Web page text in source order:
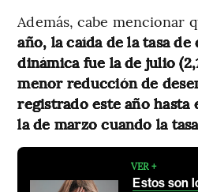
Además, cabe mencionar
año, la caída de la tasa
dinámica fue la de julio
menor reducción de
registrado este año hasta
la de marzo cuando la
VER +
Estos son